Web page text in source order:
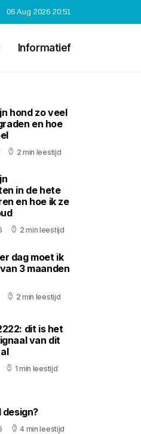
06 Aug 2026 20:51
Informatief
hond zo veel
en hoe
2 min leestijd
in de hete
en hoe ik ze
2 min leestijd
dag moet ik
3 maanden
2 min leestijd
dit is het
van dit
1 min leestijd
design?
4 min leestijd